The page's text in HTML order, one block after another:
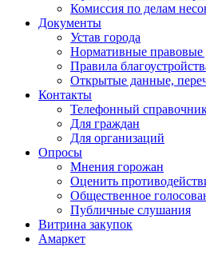
Комиссия по делам
Документы
Устав города
Нормативные правовые
Правила
Открытые данные,
Контакты
Телефонный
Для граждан
Для организаций
Опросы
Мнения горожан
Оценить
Общественное
Публичные слушания
Витрина закупок
Амаркет